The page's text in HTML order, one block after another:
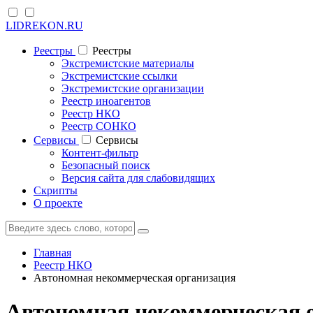
LIDREKON.RU
Реестры
Реестры
Экстремистские материалы
Экстремистские ссылки
Экстремистские организации
Реестр иноагентов
Реестр НКО
Реестр СОНКО
Cервисы
Cервисы
Контент-фильтр
Безопасный поиск
Версия сайта для слабовидящих
Скрипты
О проекте
Главная
Реестр НКО
Автономная некоммерческая организация